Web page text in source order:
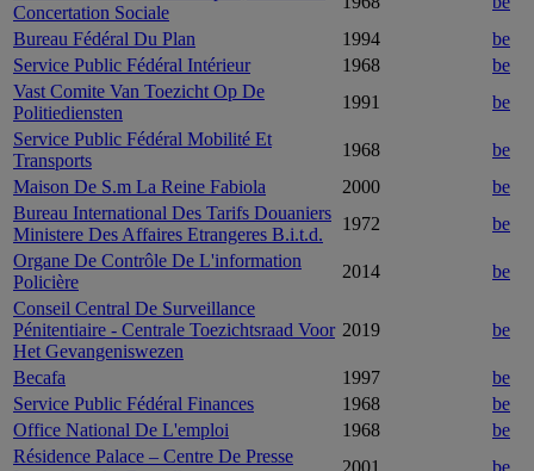
Concertation Sociale
Bureau Fédéral Du Plan
1994
be
Service Public Fédéral Intérieur
1968
be
Vast Comite Van Toezicht Op De
Politiediensten
1991
be
Service Public Fédéral Mobilité Et
Transports
1968
be
Maison De S.m La Reine Fabiola
2000
be
Bureau International Des Tarifs Douaniers
Ministere Des Affaires Etrangeres B.i.t.d.
1972
be
Organe De Contrôle De L'information
Policière
2014
be
Conseil Central De Surveillance
Pénitentiaire - Centrale Toezichtsraad Voor
Het Gevangeniswezen
2019 be
Becafa 1997
be
Service Public Fédéral Finances
1968
be
Office National De L'emploi
1968
be
Résidence Palace – Centre De Presse